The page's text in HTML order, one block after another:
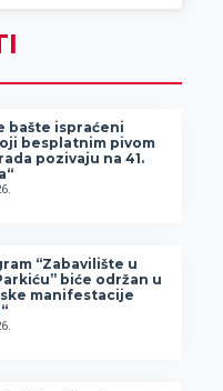
bašte ispraćeni
besplatnim pivom
pozivaju na 41.
“Zabavilište u
biće održan u
manifestacije